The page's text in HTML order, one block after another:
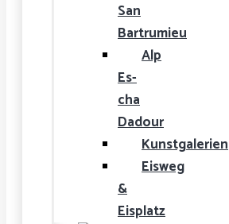
San
Bartrumieu
Alp
Es-
cha
Dadour
Kunstgalerien
Eisweg
&
Eisplatz